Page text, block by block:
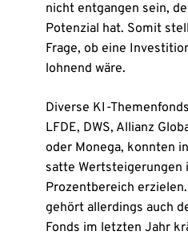
nicht entgangen sein,
Potenzial hat. Somit
Frage, ob eine
lohnend wäre.
Diverse KI-
LFDE, DWS, Allianz
oder Monega, konnten
satte Wertsteigerungen
Prozentbereich
gehört allerdings auch
Fonds im letzten Jahr